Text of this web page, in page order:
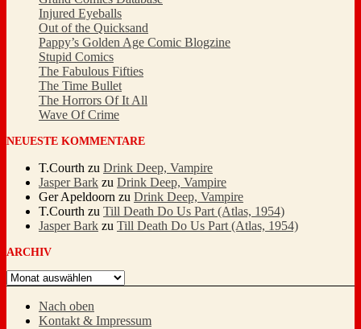
Injured Eyeballs
Out of the Quicksand
Pappy’s Golden Age Comic Blogzine
Stupid Comics
The Fabulous Fifties
The Time Bullet
The Horrors Of It All
Wave Of Crime
NEUESTE KOMMENTARE
T.Courth zu Drink Deep, Vampire
Jasper Bark zu Drink Deep, Vampire
Ger Apeldoorn zu Drink Deep, Vampire
T.Courth zu Till Death Do Us Part (Atlas, 1954)
Jasper Bark zu Till Death Do Us Part (Atlas, 1954)
ARCHIV
Archiv
Nach oben
Kontakt & Impressum